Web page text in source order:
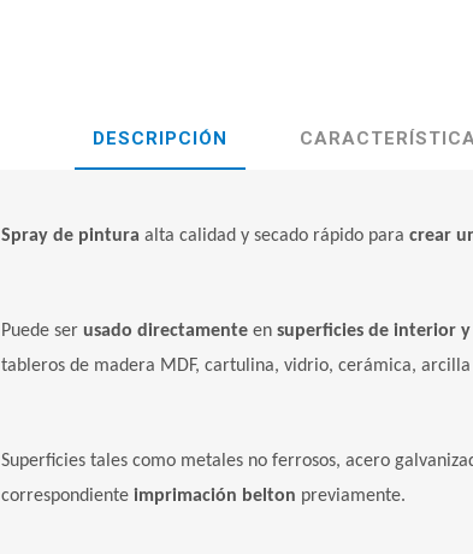
DESCRIPCIÓN
Spray de pintura alta calidad y secado rápido paracrear
Puede serusado directamente ensuperficies de interior
tableros de madera MDF, cartulina, vidrio, cerámica,
Superficies tales como metales no ferrosos, acero
correspondienteimprimación belton previamente.